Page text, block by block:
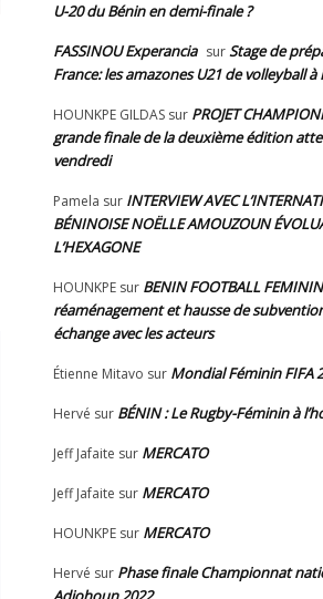
U-20 du Bénin en demi-finale ?
FASSINOU Experancia surStage de
France: les amazones U21 de volleyball à
HOUNKPE GILDAS sur PROJET
grande finale de la deuxième édition
vendredi
Pamela sur INTERVIEW AVEC
BÉNINOISE NOËLLE AMOUZOUN
L’HEXAGONE
HOUNKPE sur BENIN FOOTBALL
réaménagement et hausse de
échange avec les acteurs
Étienne Mitavo sur Mondial Féminin FIFA
Hervé sur BÉNIN : Le Rugby-Féminin à
Jeff Jafaite sur MERCATO
Jeff Jafaite sur MERCATO
HOUNKPE sur MERCATO
Hervé sur Phase finale Championnat